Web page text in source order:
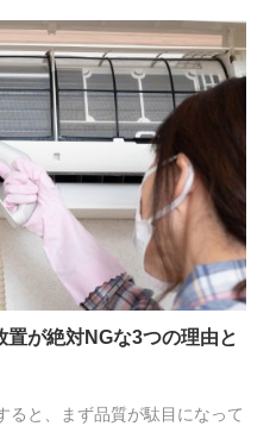
が絶対NGな3つの理由と
ると、まず品質が駄目になって